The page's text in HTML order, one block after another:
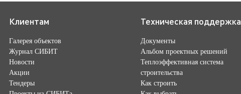
Клиентам
Галерея объектов
Журнал СИБИТ
Новости
Акции
Тендеры
Техническая поддержка
Документы
Альбом проектных решений
Теплоэффективная система
строительства
Как строить